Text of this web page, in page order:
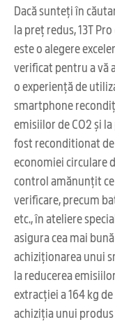
Dacă sunteți în
la preț redus, 13T
este o alegere
verificat pentru a vă
o experiență de
smartphone
emisiilor de CO2 și
fost reconditionat
economiei circulare
control amănunțit
verificare, precum
etc., în ateliere
asigura cea mai
achiziționarea unui
la reducerea
extracției a 164 kg
achiziția unui